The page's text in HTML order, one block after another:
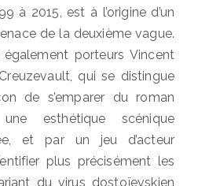
à 2015, est à l’origine d’un
de la deuxième vague.
porteurs Vincent
qui se distingue
de s’emparer du roman
esthétique scénique
et par un jeu d’acteur
plus précisément les
du virus dostoïevskien